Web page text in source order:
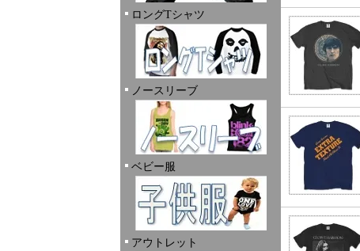
ロングTシャツ
ノースリーブ
ベビー服
アウトレット